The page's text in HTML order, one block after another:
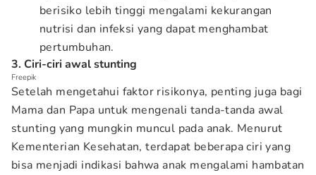
berisiko lebih tinggi mengalami kekurangan
nutrisi dan infeksi yang dapat menghambat
pertumbuhan.
3. Ciri-ciri awal stunting
Freepik
Setelah mengetahui faktor risikonya, penting juga bagi
Mama dan Papa untuk mengenali tanda-tanda awal
stunting yang mungkin muncul pada anak. Menurut
Kementerian Kesehatan, terdapat beberapa ciri yang
bisa menjadi indikasi bahwa anak mengalami hambatan